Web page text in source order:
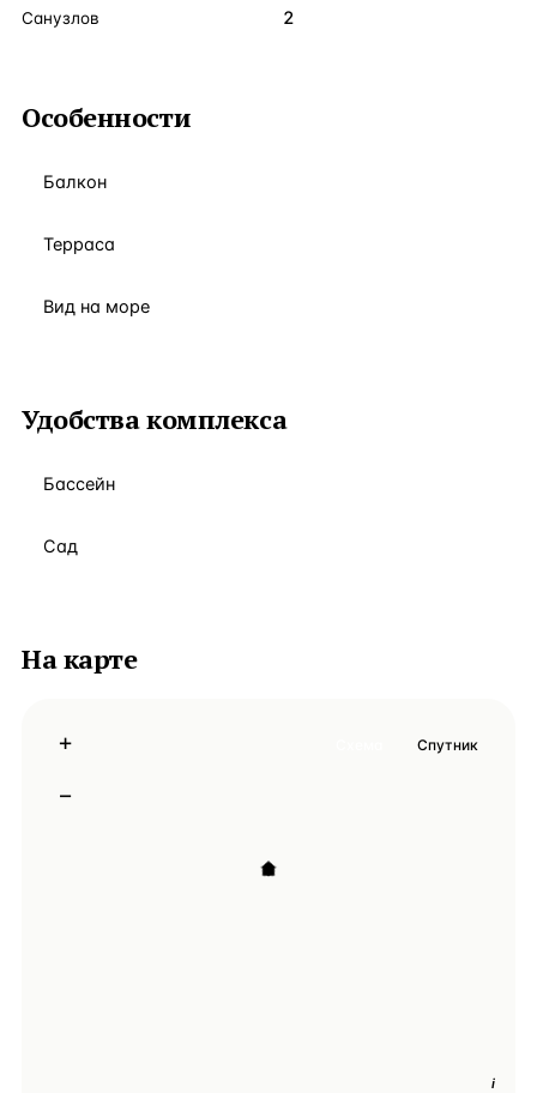
Санузлов 2
Особенности
Балкон
Терраса
Вид на море
Удобства комплекса
Бассейн
Сад
На карте
i
+
−
Спутник